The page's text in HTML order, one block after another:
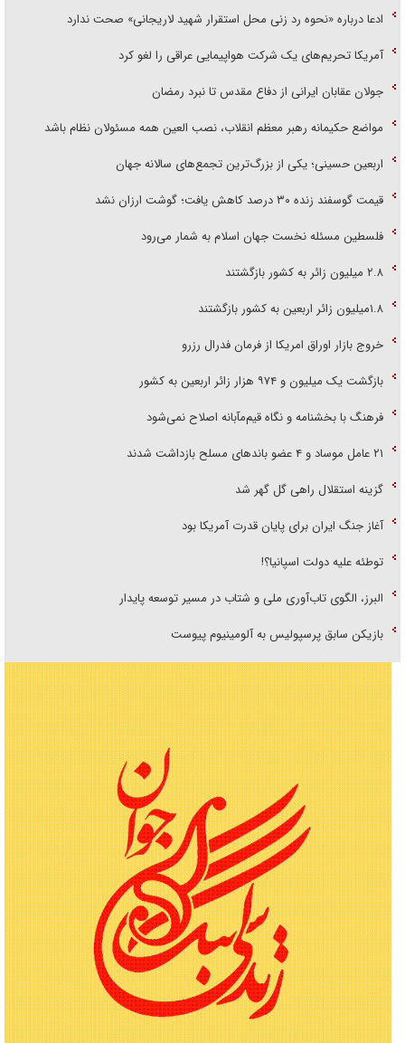
ادعا درباره «نحوه رد زنی محل استقرار شهید لاریجانی» صحت ندارد
آمریکا تحریم‌های یک شرکت هواپیمایی عراقی را لغو کرد
جولان عقابان ایرانی از دفاع مقدس تا نبرد رمضان
مواضع حکیمانه رهبر معظم انقلاب، نصب العین همه مسئولان نظام باشد
اربعین حسینی؛ یکی از بزرگ‌ترین تجمع‌های سالانه جهان
قیمت گوسفند زنده ۳۰ درصد کاهش یافت؛ گوشت ارزان نشد
فلسطین مسئله نخست جهان اسلام به شمار می‌رود
۲.۸ میلیون زائر به کشور بازگشتند
۱.۸میلیون زائر اربعین به کشور بازگشتند
خروج بازار اوراق امریکا از فرمان فدرال رزرو
بازگشت یک میلیون و ۹۷۴ هزار زائر اربعین به کشور
فرهنگ با بخشنامه و نگاه قیم‌مآبانه اصلاح نمی‌شود
۲۱ عامل موساد و ۴ عضو باند‌های مسلح بازداشت شدند
گزینه استقلال راهی گل گهر شد
آغاز جنگ ایران برای پایان قدرت آمریکا بود
توطئه علیه دولت اسپانیا؟!
البرز، الگوی تاب‌آوری ملی و شتاب در مسیر توسعه پایدار
بازیکن سابق پرسپولیس به آلومینیوم پیوست